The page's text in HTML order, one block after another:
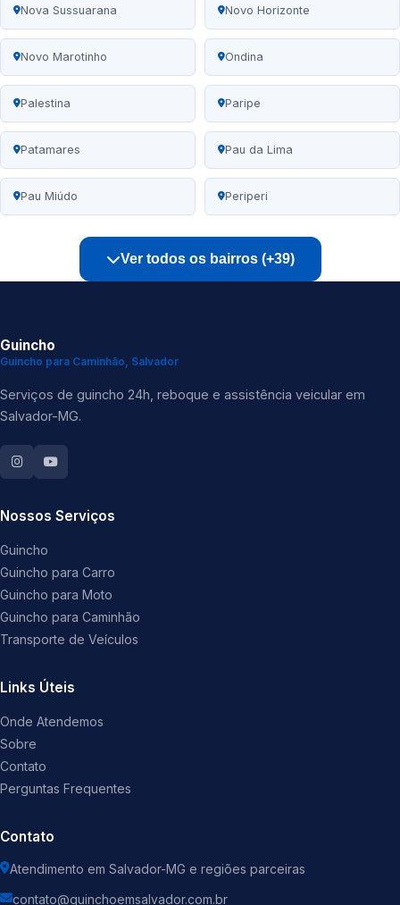
Nova Sussuarana Novo Horizonte
Novo Marotinho Ondina
Palestina Paripe
Patamares Pau da Lima
Pau Miúdo Periperi
Ver todos os bairros (+39)
Guincho
Guincho para Caminhão, Salvador
Serviços de guincho 24h, reboque e assistência veicular em
Salvador-MG.
Nossos Serviços
Guincho
Guincho para Carro
Guincho para Moto
Guincho para Caminhão
Transporte de Veículos
Links Úteis
Onde Atendemos
Sobre
Contato
Perguntas Frequentes
Contato
Atendimento em Salvador-MG e regiões parceiras
contato@guinchoemsalvador.com.br